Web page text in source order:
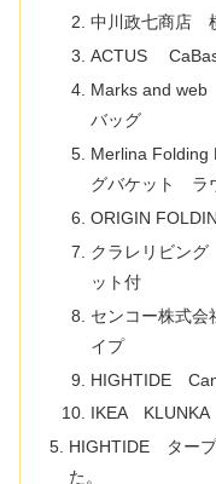
中川政七商店
ACTUS
Marks and
バッグ
Merlina
グバケット ラ
ORIGIN
クラレリビン
ット付
センコー株式
イプ
HIGHTIDE
IKEA
HIGHTIDE ター
た。